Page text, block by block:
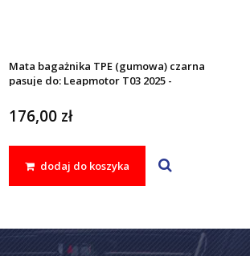
Mata bagażnika TPE (gumowa) czarna
pasuje do: Leapmotor T03 2025 -
176,00 zł
dodaj do koszyka